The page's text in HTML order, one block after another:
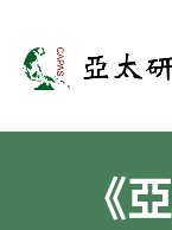
亞太研
《